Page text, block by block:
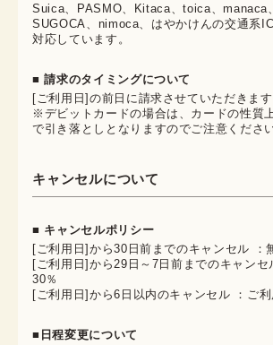
Suica、PASMO、Kitaca、toica、manaca
SUGOCA、nimoca、はやかけんの交通系
対応しています。
■ 請求のタイミングについて
[ご利用日]の前日に請求させていただきます
※デビットカードの場合は、カードの性質
で引き落としとなりますのでご注意ください
キャンセルについて
■ キャンセルポリシー
[ご利用日]から30日前までのキャンセル ：
[ご利用日]から29日～7日前までのキャンセ
30％
[ご利用日]から6日以内のキャンセル ：ご
■日程変更について